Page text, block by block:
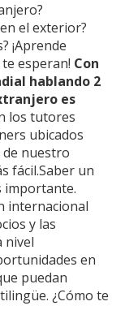
el exterior?
¡Aprende
esperan! Con
hablando 2
es
los tutores
ubicados
nuestro
fácil.Saber un
importante.
internacional
y las
nivel
en
puedan
¿Cómo te